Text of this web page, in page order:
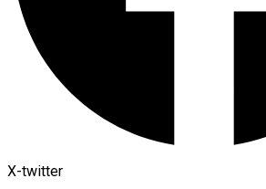
X-twitter